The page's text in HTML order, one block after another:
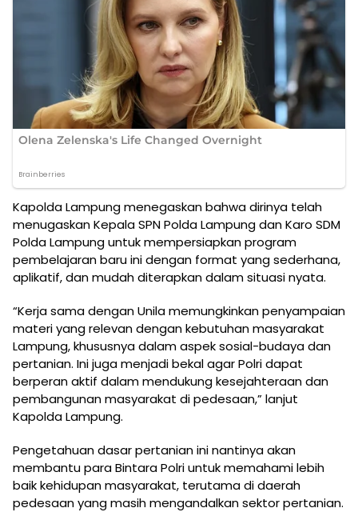
Kapolda Lampung menegaskan bahwa dirinya telah
menugaskan Kepala SPN Polda Lampung dan Karo SDM
Polda Lampung untuk mempersiapkan program
pembelajaran baru ini dengan format yang sederhana,
aplikatif, dan mudah diterapkan dalam situasi nyata.
“Kerja sama dengan Unila memungkinkan penyampaian
materi yang relevan dengan kebutuhan masyarakat
Lampung, khususnya dalam aspek sosial-budaya dan
pertanian. Ini juga menjadi bekal agar Polri dapat
berperan aktif dalam mendukung kesejahteraan dan
pembangunan masyarakat di pedesaan,” lanjut
Kapolda Lampung.
Pengetahuan dasar pertanian ini nantinya akan
membantu para Bintara Polri untuk memahami lebih
baik kehidupan masyarakat, terutama di daerah
pedesaan yang masih mengandalkan sektor pertanian.